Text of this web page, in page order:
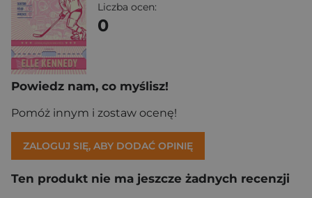
Liczba ocen:
0
Powiedz nam, co myślisz!
Pomóż innym i zostaw ocenę!
ZALOGUJ SIĘ, ABY DODAĆ OPINIĘ
Ten produkt nie ma jeszcze żadnych recenzji